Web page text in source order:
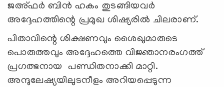
ജഅ്ഫർ ബിൻ ഹകം തുടങ്ങിയവര്‍
അദ്ദേഹത്തിന്റെ പ്രമുഖ ശിഷ്യരില്‍ ചിലരാണ്.
പിതാവിന്റെ ശിക്ഷണവും ശൈഖുമാരുടെ
പൊരുത്തവും അദ്ദേഹത്തെ വിജ്ഞാനരംഗത്ത്
പ്രഗത്ഭനായ പണ്ഡിതനാക്കി മാറ്റി.
അന്ദുലേഷ്യയിലുടനീളം അറിയപ്പെടുന്ന